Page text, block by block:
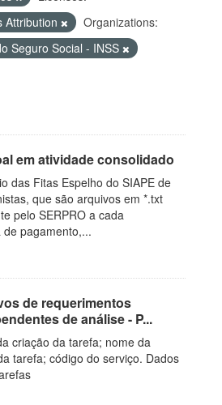
Attribution
Organizations:
Seguro Social - INSS
em atividade consolidado
das Fitas Espelho do SIAPE de
que são arquivos em *.txt
pelo SERPRO a cada
pagamento,...
de requerimentos
de análise - P...
criação da tarefa; nome da
tarefa; código do serviço. Dados